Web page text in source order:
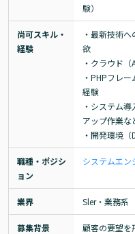
験）
尚可スキル・
経験
・最新技術
欲
・クラウド
・PHPフレ
経験
・システム
アップ作業な
・開発環境
職種・ポジシ
ョン
システムエン
業界 Sler・業務系
募集背景 顧客の要望を